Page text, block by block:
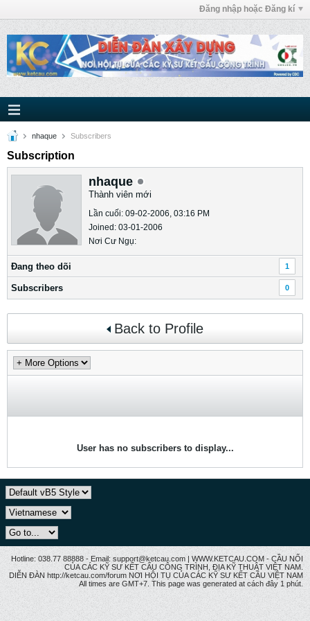
Đăng nhập hoặc Đăng kí
nhaque Subscribers
Subscription
nhaque
Thành viên mới
Lần cuối: 09-02-2006, 03:16 PM
Joined: 03-01-2006
Nơi Cư Ngụ:
Ðang theo dõi 1
Subscribers 0
Back to Profile
User has no subscribers to display...
Hotline: 038.77 88888 - Email: support@ketcau.com | WWW.KETCAU.COM - CẦU NỐI
CỦA CÁC KỸ SƯ KẾT CẤU CÔNG TRÌNH, ĐỊA KỸ THUẬT VIỆT NAM.
DIỄN ĐÀN http://ketcau.com/forum NƠI HỘI TỤ CỦA CÁC KỸ SƯ KẾT CÂU VIỆT NAM
All times are GMT+7. This page was generated at cách đây 1 phút.